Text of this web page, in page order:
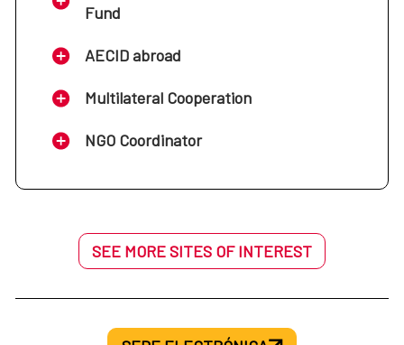
Fund
AECID abroad
Multilateral Cooperation
NGO Coordinator
SEE MORE SITES OF INTEREST